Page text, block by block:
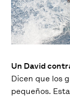
Un David
Dicen que los
pequeños.